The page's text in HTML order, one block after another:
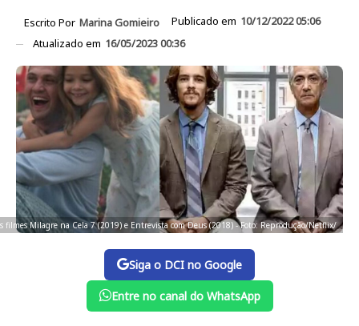
Escrito Por Marina Gomieiro Publicado em 10/12/2022 05:06
Atualizado em 16/05/2023 00:36
filmes Milagre na Cela 7 (2019) e Entrevista com Deus (2018) - Foto: Reprodução/Netflix/
Siga o DCI no Google
Entre no canal do WhatsApp